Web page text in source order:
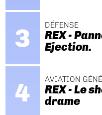
DÉFENSE
REX -
Ejection.
AVIATION
REX - Le
drame